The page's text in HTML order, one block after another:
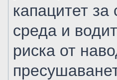
капацитет
среда и
риска от